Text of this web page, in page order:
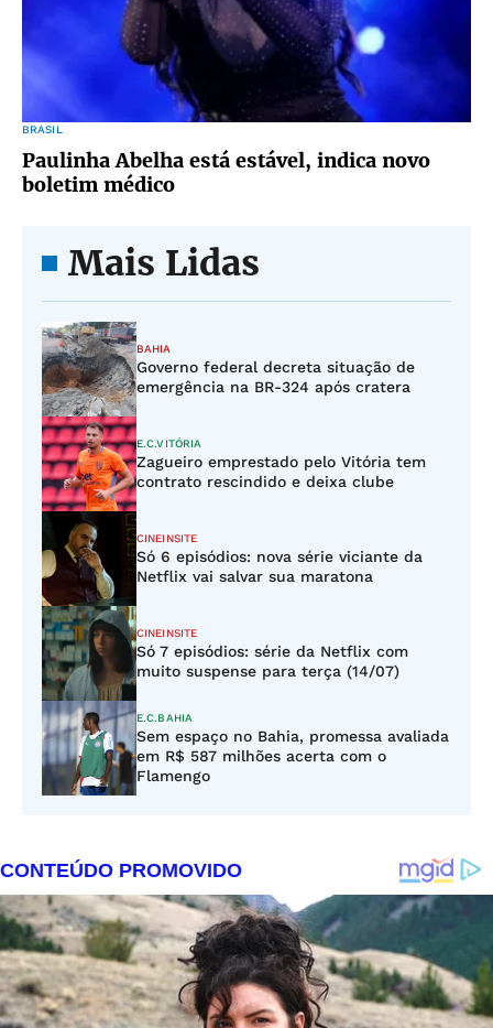
BRASIL
Paulinha Abelha está estável, indica novo
boletim médico
Mais Lidas
BAHIA
Governo federal decreta situação de
emergência na BR-324 após cratera
E.C.VITÓRIA
Zagueiro emprestado pelo Vitória tem
contrato rescindido e deixa clube
CINEINSITE
Só 6 episódios: nova série viciante da
Netflix vai salvar sua maratona
CINEINSITE
Só 7 episódios: série da Netflix com
muito suspense para terça (14/07)
E.C.BAHIA
Sem espaço no Bahia, promessa avaliada
em R$ 587 milhões acerta com o
Flamengo